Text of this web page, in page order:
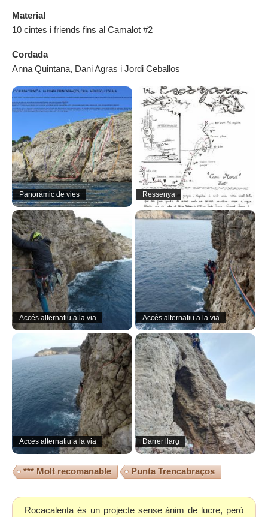
Material
10 cintes i friends fins al Camalot #2
Cordada
Anna Quintana, Dani Agras i Jordi Ceballos
Panoràmic de vies Ressenya
Accés alternatiu a la via Accés alternatiu a la via
Accés alternatiu a la via Darrer llarg
*** Molt recomanable Punta Trencabraços
Rocacalenta és un projecte sense ànim de lucre, però